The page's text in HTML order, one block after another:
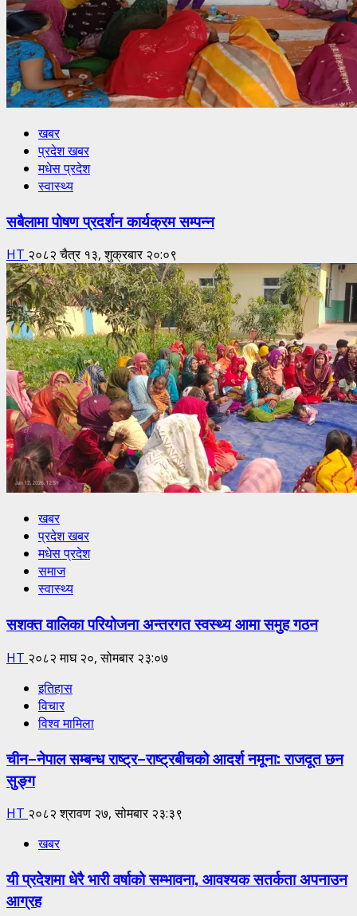
खबर
प्रदेश खबर
मधेस प्रदेश
स्वास्थ्य
सबैलामा पोषण प्रदर्शन कार्यक्रम सम्पन्न
HT २०८२ चैत्र १३, शुक्रबार २०:०९
खबर
प्रदेश खबर
मधेस प्रदेश
समाज
स्वास्थ्य
सशक्त वालिका परियोजना अन्तरगत स्वस्थ्य आमा समुह गठन
HT २०८२ माघ २०, सोमबार २३:०७
इतिहास
विचार
विश्व मामिला
चीन–नेपाल सम्बन्ध राष्ट्र–राष्ट्रबीचको आदर्श नमूना: राजदूत छन
सुङ्ग
HT २०८२ श्रावण २७, सोमबार २३:३९
खबर
यी प्रदेशमा धेरै भारी वर्षाको सम्भावना, आवश्यक सतर्कता अपनाउन
आग्रह